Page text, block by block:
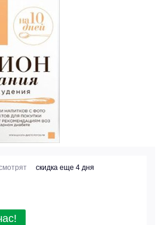
скидка еще 4 дня